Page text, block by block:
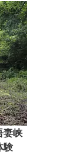
妻峡
験